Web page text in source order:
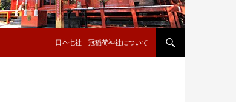
日本七社 冠稲荷神社について